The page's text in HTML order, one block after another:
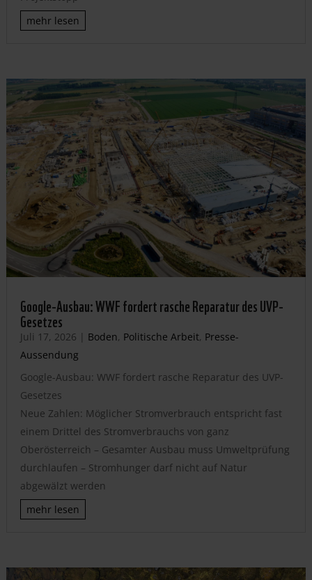
mehr lesen
Google-Ausbau: WWF fordert rasche Reparatur des UVP-
Gesetzes
Juli 17, 2026 | Boden, Politische Arbeit, Presse-
Aussendung
Google-Ausbau: WWF fordert rasche Reparatur des UVP-
Gesetzes
Neue Zahlen: Möglicher Stromverbrauch entspricht fast
einem Drittel des Stromverbrauchs von ganz
Oberösterreich – Gesamter Ausbau muss Umweltprüfung
durchlaufen – Stromhunger darf nicht auf Natur
abgewälzt werden
mehr lesen